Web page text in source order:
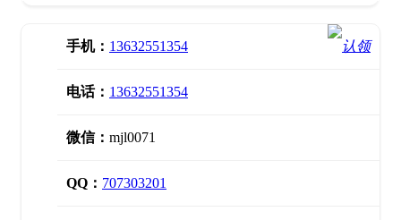
手机： 13632551354
电话： 13632551354
微信： mjl0071
QQ： 707303201